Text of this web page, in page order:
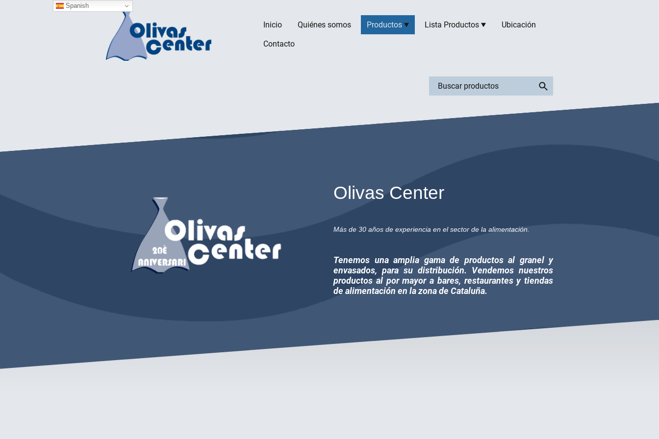
Inicio Quiénes somos Productos Lista Productos Ubicación
Contacto
Olivas Center
Más de 30 años de experiencia en el sector de la alimentación.
Tenemos una amplia gama de productos al granel y
envasados, para su distribución. Vendemos nuestros
productos al por mayor a bares, restaurantes y tiendas
de alimentación en la zona de Cataluña.
Spanish